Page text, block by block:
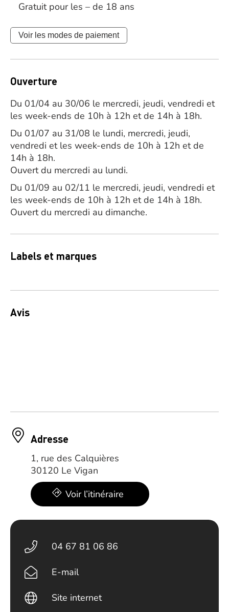
Gratuit pour les – de 18 ans
Voir les modes de paiement
Ouverture
Du 01/04 au 30/06 le mercredi, jeudi, vendredi et
les week-ends de 10h à 12h et de 14h à 18h.
Du 01/07 au 31/08 le lundi, mercredi, jeudi,
vendredi et les week-ends de 10h à 12h et de
14h à 18h.
Ouvert du mercredi au lundi.
Du 01/09 au 02/11 le mercredi, jeudi, vendredi et
les week-ends de 10h à 12h et de 14h à 18h.
Ouvert du mercredi au dimanche.
Labels et marques
Avis
Adresse
1, rue des Calquières
30120 Le Vigan
Voir l’itinéraire
04 67 81 06 86
E-mail
Site internet